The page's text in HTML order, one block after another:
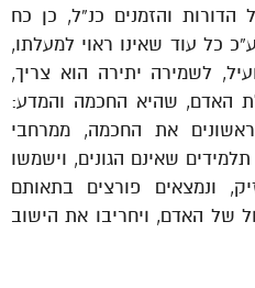
והזמנים כנ”ל, כן כח
כל עוד שאינו ראוי למעלתו,
לשמירה יתירה הוא צריך,
האדם, שהיא החכמה והמדע:
את החכמה, ממרחבי
שאינם הגונים, וישמשו
ונמצאים פורצים בתאותם
של האדם, ויחריבו את הישוב